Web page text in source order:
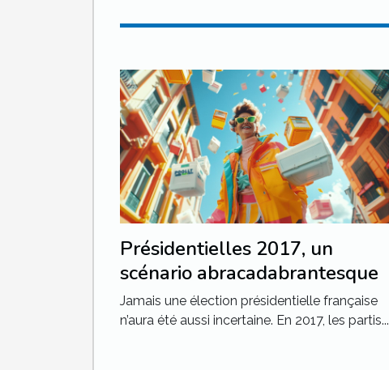
Présidentielles 2017, un
scénario abracadabrantesque
Jamais une élection présidentielle française
n’aura été aussi incertaine. En 2017, les partis...